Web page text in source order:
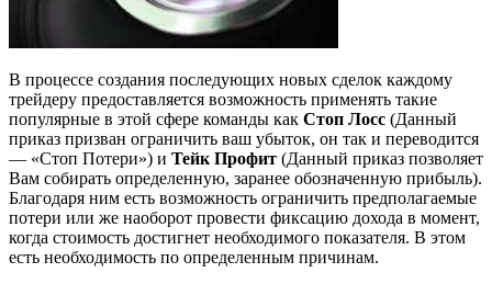
В процессе создания последующих новых сделок каждому
трейдеру предоставляется возможность применять такие
популярные в этой сфере команды как Стоп Лосс (Данный
приказ призван ограничить ваш убыток, он так и переводится
— «Стоп Потери») и Тейк Профит (Данный приказ позволяет
Вам собирать определенную, заранее обозначенную прибыль).
Благодаря ним есть возможность ограничить предполагаемые
потери или же наоборот провести фиксацию дохода в момент,
когда стоимость достигнет необходимого показателя. В этом
есть необходимость по определенным причинам.